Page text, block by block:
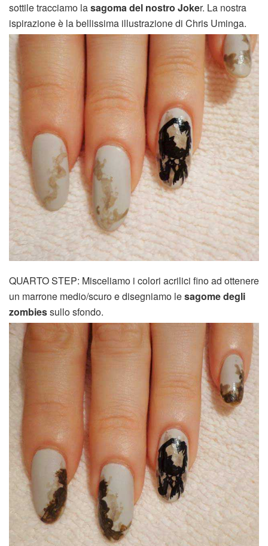
sottile tracciamo lasagoma del nostro Joker. La nostra
ispirazione è la bellissima illustrazione di Chris Uminga.
QUARTO STEP: Misceliamo i colori acrilici fino ad ottenere
un marrone medio/scuro e disegniamo lesagome degli
zombiessullo sfondo.